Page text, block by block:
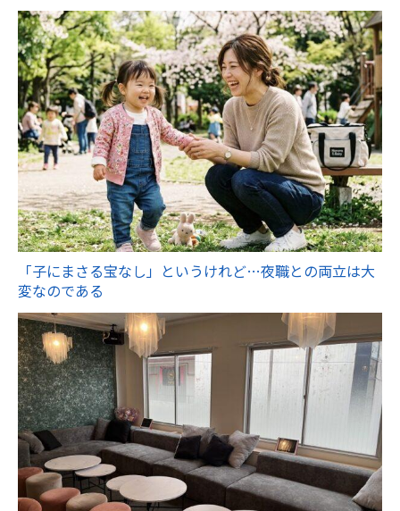
「子にまさる宝なし」というけれど…夜職との両立は大
変なのである